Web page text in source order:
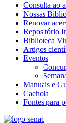
Consulta ao
Nossas
Renovar
Repositório
Biblioteca
Artigos
Eventos
Manuais e
Cachola
Fontes para